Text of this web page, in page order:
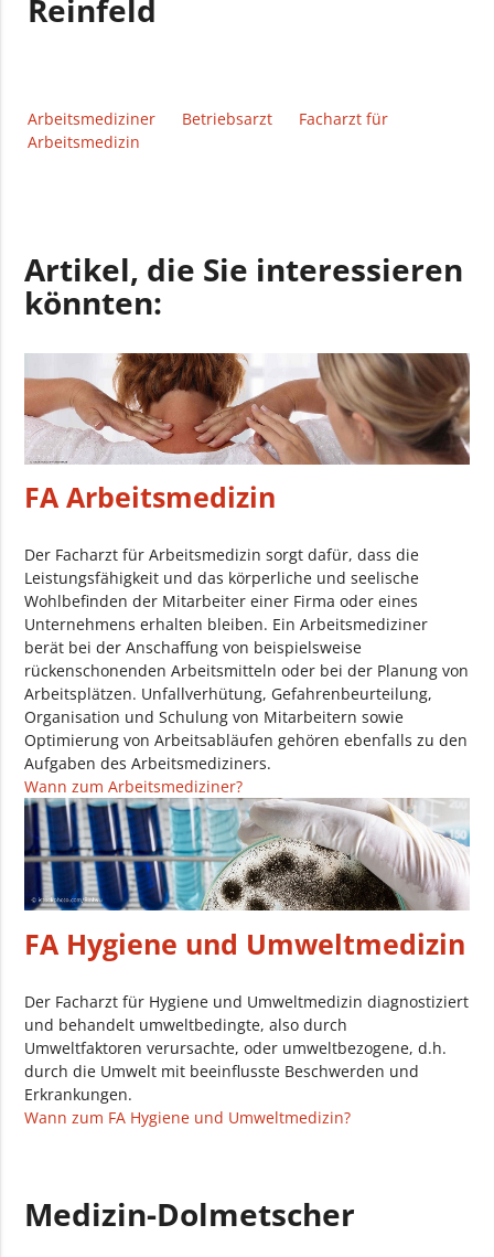
Reinfeld
Arbeitsmediziner Betriebsarzt
Facharzt für
Arbeitsmedizin
Artikel, die Sie interessieren
könnten:
FA Arbeitsmedizin
Der Facharzt für Arbeitsmedizin sorgt dafür, dass die
Leistungsfähigkeit und das körperliche und seelische
Wohlbefinden der Mitarbeiter einer Firma oder eines
Unternehmens erhalten bleiben. Ein Arbeitsmediziner
berät bei der Anschaffung von beispielsweise
rückenschonenden Arbeitsmitteln oder bei der Planung von
Arbeitsplätzen. Unfallverhütung, Gefahrenbeurteilung,
Organisation und Schulung von Mitarbeitern sowie
Optimierung von Arbeitsabläufen gehören ebenfalls zu den
Aufgaben des Arbeitsmediziners.
Wann zum Arbeitsmediziner?
FA Hygiene und Umweltmedizin
Der Facharzt für Hygiene und Umweltmedizin diagnostiziert
und behandelt umweltbedingte, also durch
Umweltfaktoren verursachte, oder umweltbezogene, d.h.
durch die Umwelt mit beeinflusste Beschwerden und
Erkrankungen.
Wann zum FA Hygiene und Umweltmedizin?
Medizin-Dolmetscher